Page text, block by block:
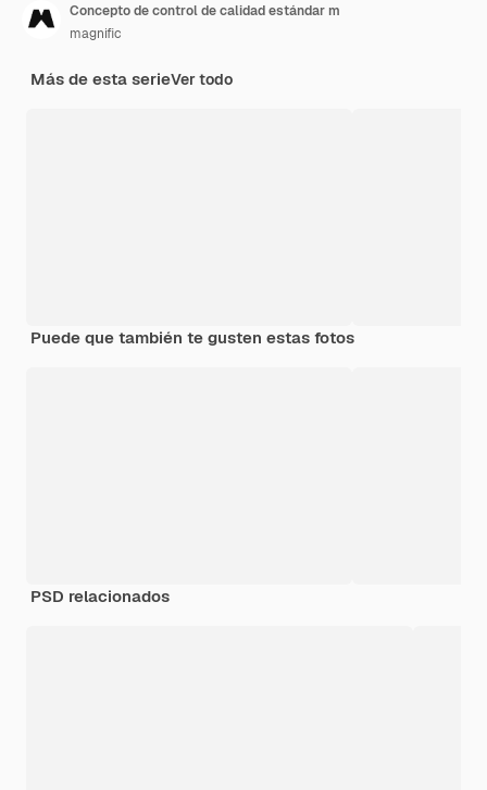
Concepto de control de calidad estándar m
magnific
Más de esta serieVer todo
Puede que también te gusten estas fotos
PSD relacionados